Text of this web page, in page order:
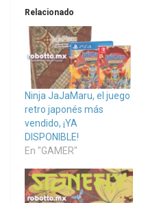
Relacionado
Ninja JaJaMaru, el juego
retro japonés más
vendido, ¡YA
DISPONIBLE!
En "GAMER"